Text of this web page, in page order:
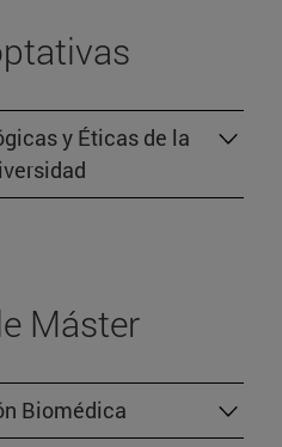
y Éticas de la
Máster
Biomédica